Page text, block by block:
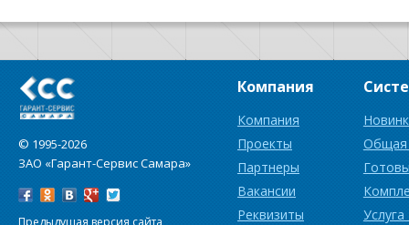
© 1995-2026
ЗАО «Гарант-Сервис Самара»
Компания
Компания
Проекты
Партнеры
Вакансии
Реквизиты
Общая